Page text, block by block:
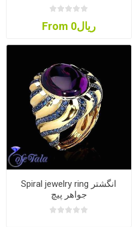
From ریال0
Spiral jewelry ring انگشتر
جواهر پیچ